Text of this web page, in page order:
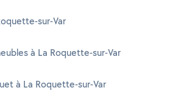
sur-Var
à La Roquette-sur-Var
à La Roquette-sur-Var